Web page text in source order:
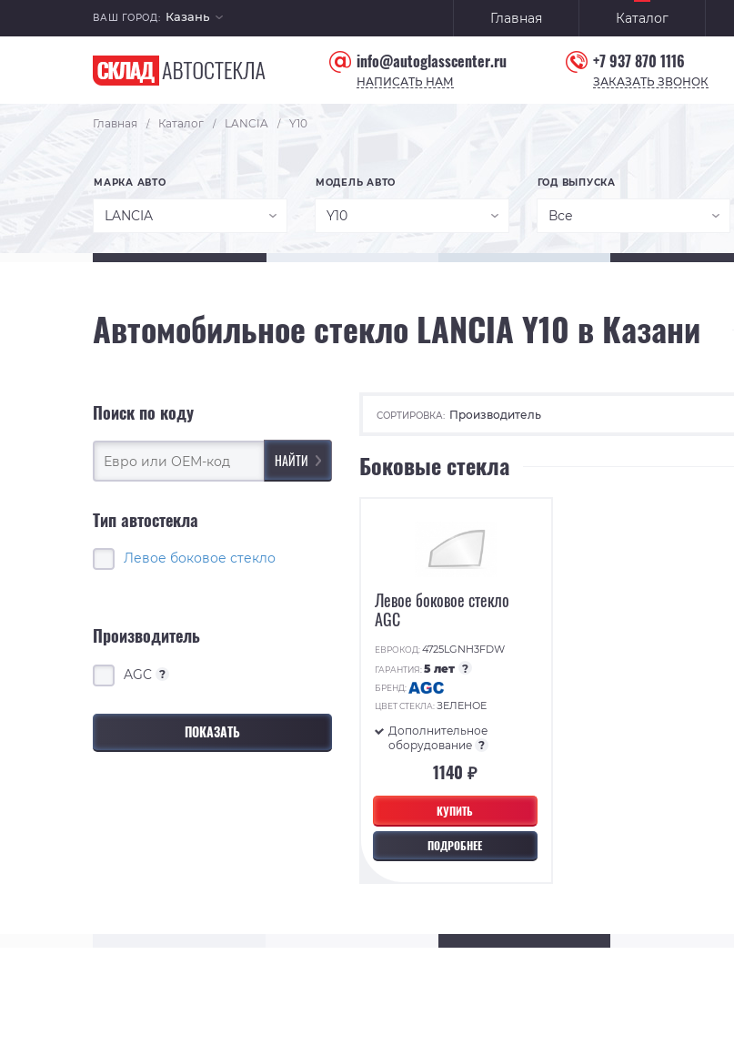
ВАШ ГОРОД: Казань Главная Каталог
info@autoglasscenter.ru
НАПИСАТЬ НАМ
+7 937 870 1116
ЗАКАЗАТЬ ЗВОНОК
Главная / Каталог / LANCIA / Y10
МАРКА АВТО
LANCIA
МОДЕЛЬ АВТО
Y10
ГОД ВЫПУСКА
Все
Автомобильное стекло LANCIA Y10 в Казани
Поиск по коду
Тип автостекла
Левое боковое стекло
Производитель
AGC ?
СОРТИРОВКА: Производитель
Боковые стекла
КУПИТЬ
ПОДРОБНЕЕ
Левое боковое стекло
AGC
ЕВРОКОД:4725LGNH3FDW
ГАРАНТИЯ:5 лет ?
БРЕНД:
ЦВЕТ СТЕКЛА:ЗЕЛЕНОЕ
Дополнительное
оборудование ?
1140 ₽